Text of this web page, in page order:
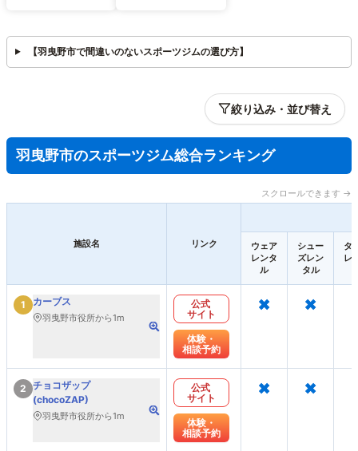
【羽曳野市で間違いのないスポーツジムの選び方】
絞り込み・並び替え
羽曳野市のスポーツジム総合ランキング
スクロールできます →
施設名 リンク
ウェア
レンタ
ル
シュー
ズレン
タル
タ
レ
1 カーブス
羽曳野市役所から1m
公式
サイト
体験・
相談予約
× ×
2 チョコザップ
(chocoZAP)
羽曳野市役所から1m
公式
サイト
体験・
相談予約
× ×